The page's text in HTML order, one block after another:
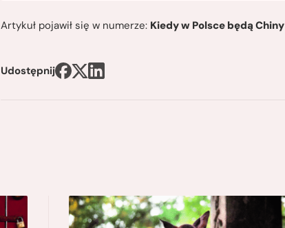
Artykuł pojawił się w numerze: Kiedy w Polsce będą Chiny
Udostępnij